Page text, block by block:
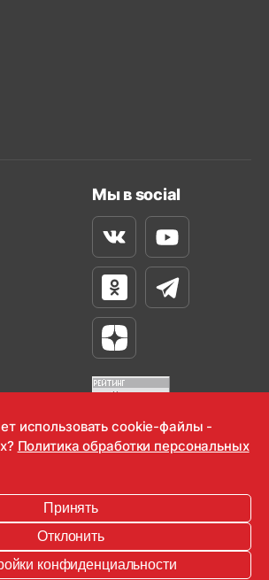
Мы в social
ВконтактеYoutube
Одноклассники
Телеграм
Яндекс Дзен
2000-2026
использовать cookie-файлы -
Политика обработки персональных
Принять
Отклонить
конфиденциальности